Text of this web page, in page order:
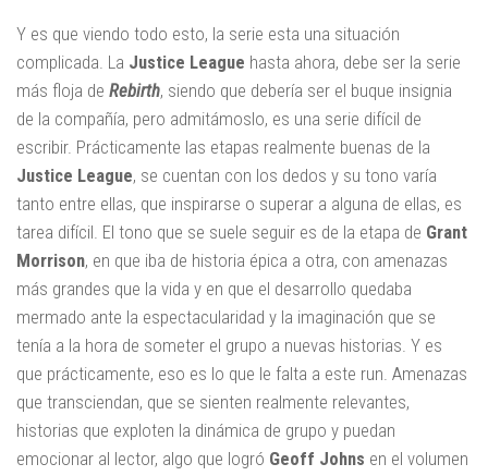
Y es que viendo todo esto, la serie esta una situación
complicada. La Justice League hasta ahora, debe ser la serie
más floja de Rebirth, siendo que debería ser el buque insignia
de la compañía, pero admitámoslo, es una serie difícil de
escribir. Prácticamente las etapas realmente buenas de la
Justice League, se cuentan con los dedos y su tono varía
tanto entre ellas, que inspirarse o superar a alguna de ellas, es
tarea difícil. El tono que se suele seguir es de la etapa de Grant
Morrison, en que iba de historia épica a otra, con amenazas
más grandes que la vida y en que el desarrollo quedaba
mermado ante la espectacularidad y la imaginación que se
tenía a la hora de someter el grupo a nuevas historias. Y es
que prácticamente, eso es lo que le falta a este run. Amenazas
que transciendan, que se sienten realmente relevantes,
historias que exploten la dinámica de grupo y puedan
emocionar al lector, algo que logró Geoff Johns en el volumen